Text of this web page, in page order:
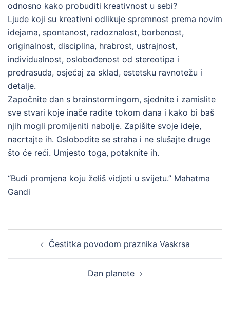
odnosno kako probuditi kreativnost u sebi?
Ljude koji su kreativni odlikuje spremnost prema novim
idejama, spontanost, radoznalost, borbenost,
originalnost, disciplina, hrabrost, ustrajnost,
individualnost, oslobođenost od stereotipa i
predrasuda, osjećaj za sklad, estetsku ravnotežu i
detalje.
Započnite dan s brainstormingom, sjednite i zamislite
sve stvari koje inače radite tokom dana i kako bi baš
njih mogli promijeniti nabolje. Zapišite svoje ideje,
nacrtajte ih. Oslobodite se straha i ne slušajte druge
što će reći. Umjesto toga, potaknite ih.
“Budi promjena koju želiš vidjeti u svijetu.” Mahatma
Gandi
navigationČestitka povodom praznika Vaskrsa
Dan planete